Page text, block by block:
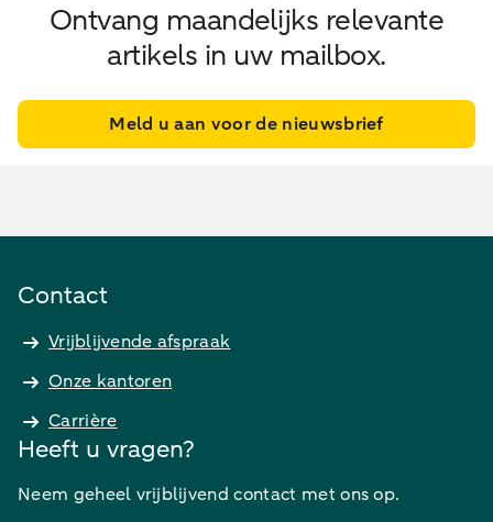
Ontvang maandelijks relevante
artikels in uw mailbox.
Meld u aan voor de nieuwsbrief
Contact
Vrijblijvende afspraak
Onze kantoren
Carrière
Heeft u vragen?
Neem geheel vrijblijvend contact met ons op.